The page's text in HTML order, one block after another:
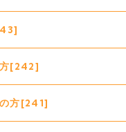
[242]
方[241]